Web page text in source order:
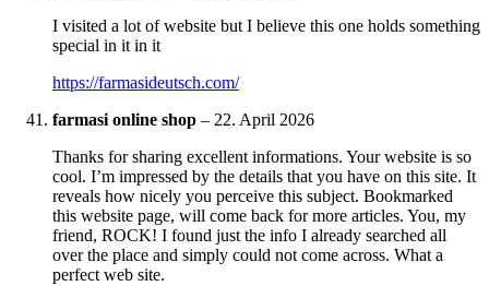
I visited a lot of website but I believe this one holds something
special in it in it
https://farmasideutsch.com/
farmasi online shop – 22. April 2026
Thanks for sharing excellent informations. Your website is so
cool. I’m impressed by the details that you have on this site. It
reveals how nicely you perceive this subject. Bookmarked
this website page, will come back for more articles. You, my
friend, ROCK! I found just the info I already searched all
over the place and simply could not come across. What a
perfect web site.